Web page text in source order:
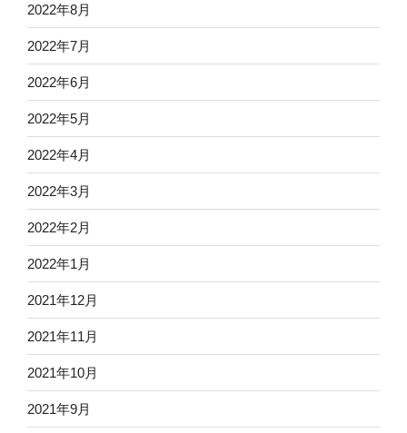
2022年8月
2022年7月
2022年6月
2022年5月
2022年4月
2022年3月
2022年2月
2022年1月
2021年12月
2021年11月
2021年10月
2021年9月